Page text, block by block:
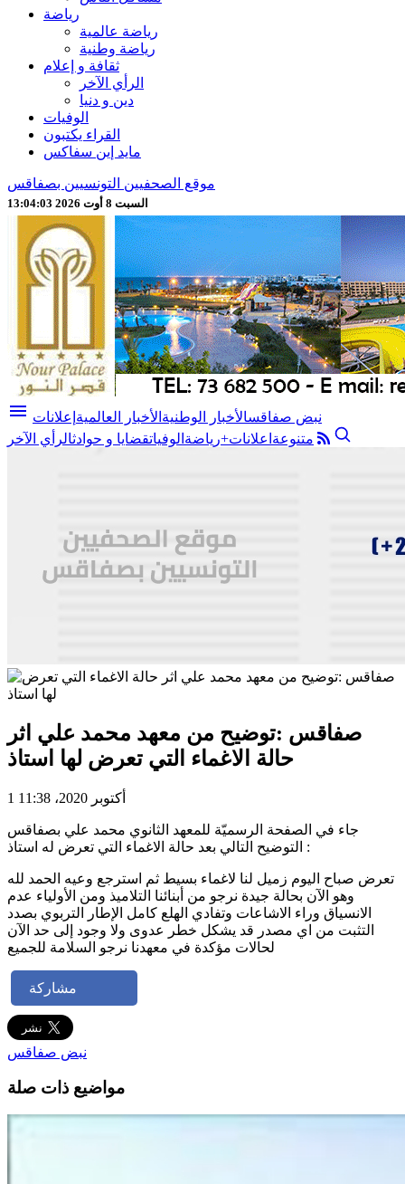
رياضة
رياضة عالمية
رياضة وطنية
ثقافة و إعلام
الرأي الآخر
دين و دنيا
الوفيات
القراء يكتبون
مايد إين سفاكس
موقع الصحفيين التونسيين بصفاقس
السبت 8 أوت 2026 13:04:04
menu نبض صفاقسالأخبار الوطنية الأخبار العالمية إعلانات
متنوعة اعلانات+رياضة الوفياتقضايا و حوادثالرأي الآخر
صفاقس :توضيح من معهد محمد علي اثر
حالة الاغماء التي تعرض لها استاذ
1 أكتوبر 2020، 11:38
جاء في الصفحة الرسميّة للمعهد الثانوي محمد علي بصفاقس
التوضيح التالي بعد حالة الاغماء التي تعرض له استاذ :
تعرض صباح اليوم زميل لنا لاغماء بسيط ثم استرجع وعيه الحمد لله
وهو الآن بحالة جيدة نرجو من أبنائنا التلاميذ ومن الأولياء عدم
الانسياق وراء الاشاعات وتفادي الهلع كامل الإطار التربوي بصدد
التثبت من اي مصدر قد يشكل خطر عدوى ولا وجود إلى حد الآن
لحالات مؤكدة في معهدنا نرجو السلامة للجميع
مشاركة
نبض صفاقس
مواضيع ذات صلة